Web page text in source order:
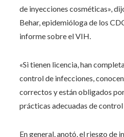
de inyecciones cosméticas»,
Behar, epidemióloga de los
informe sobre el VIH.
«Si tienen licencia, han
control de infecciones,
correctos y están obligados
prácticas adecuadas de
En general, anotó, el riesgo de